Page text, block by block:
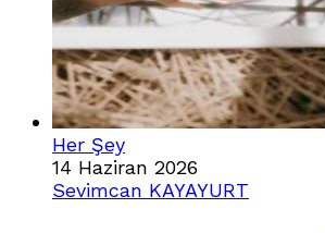
Her Şey
14 Haziran 2026
Sevimcan KAYAYURT